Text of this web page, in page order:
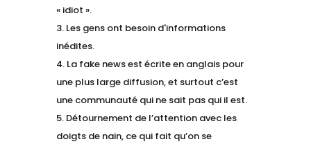
« idiot ».
Les gens ont besoin d'informations
inédites.
La fake news est écrite en anglais pour
une plus large diffusion, et surtout c’est
une communauté qui ne sait pas qui il est.
Détournement de l’attention avec les
doigts de nain, ce qui fait qu’on se